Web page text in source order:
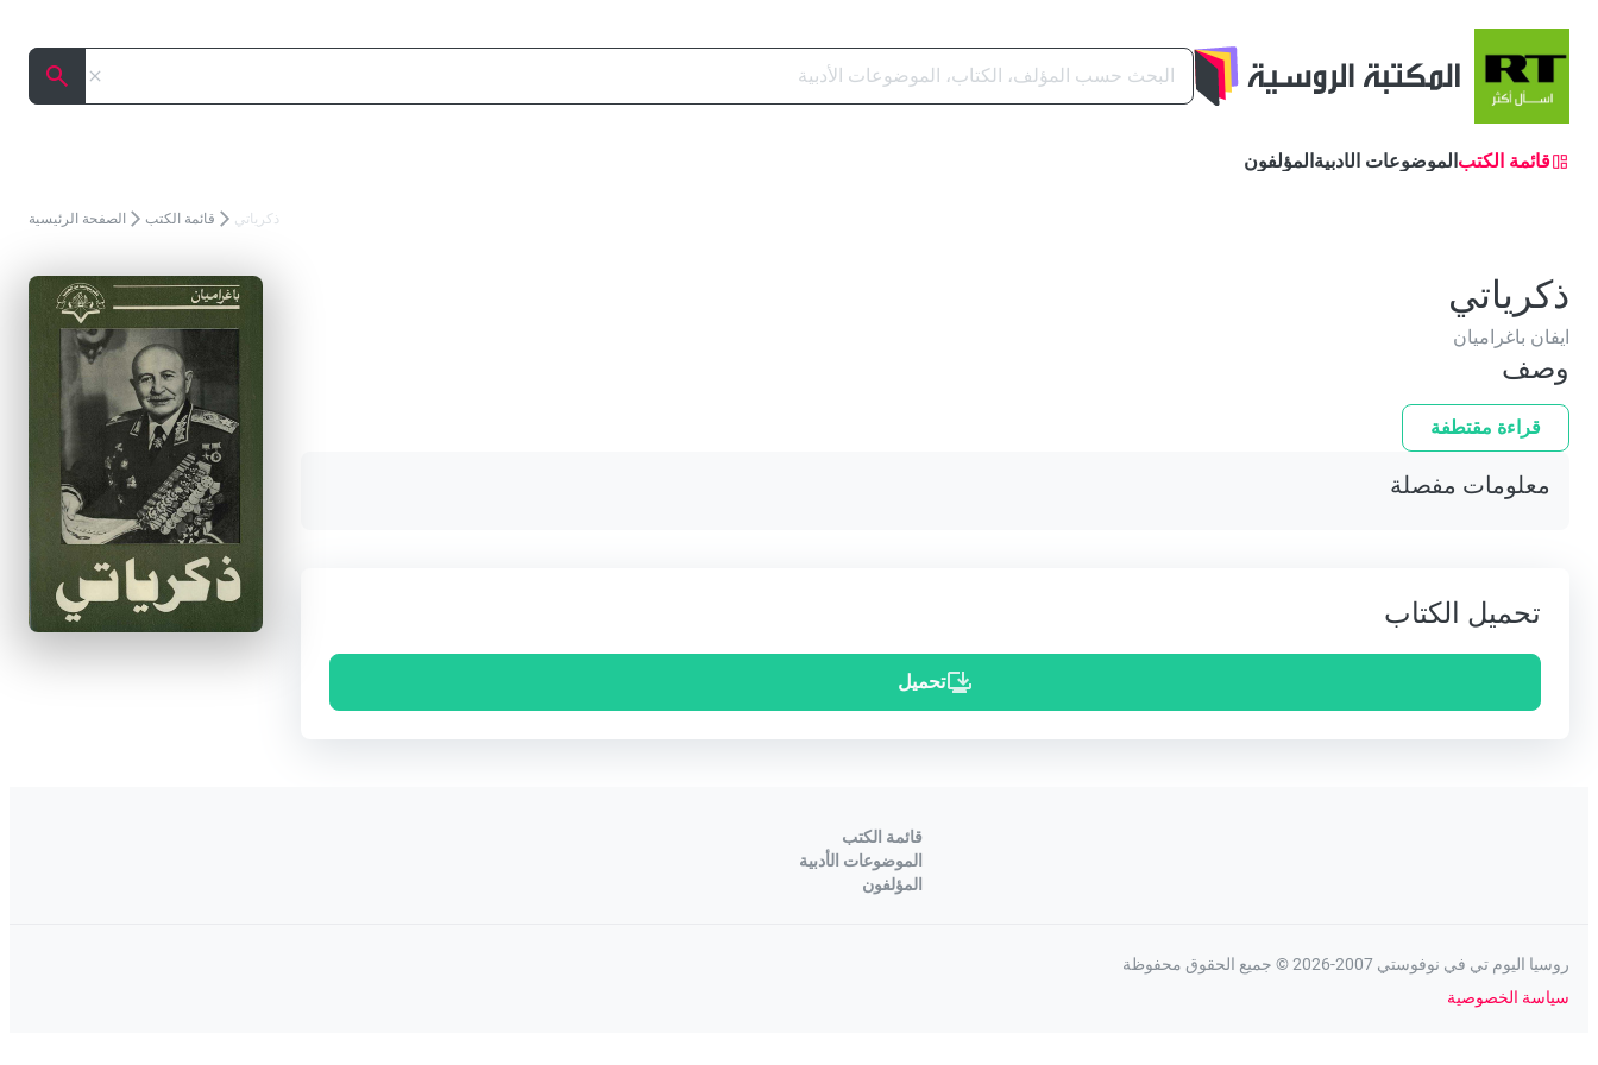
البحث
إلغاء البحث
قائمة الكتبالموضوعات الأدبيةالمؤلفون
الصفحة الرئيسية قائمة الكتب ذكرياتي
ذكرياتي
ايفان باغراميان
وصف
قراءة مقتطفة
معلومات مفصلة
تحميل الكتاب
تحميل
قائمة الكتب
الموضوعات الأدبية
المؤلفون
روسيا اليوم تي في نوفوستي 2007-2026 © جميع الحقوق محفوظة
سياسة الخصوصية